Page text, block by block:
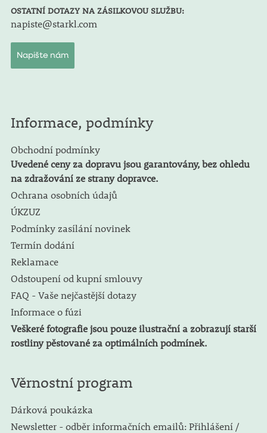
OSTATNÍ DOTAZY NA ZÁSILKOVOU SLUŽBU:
napiste@starkl.com
Napište nám
Informace, podmínky
Obchodní podmínky
Uvedené ceny za dopravu jsou garantovány, bez ohledu
na zdražování ze strany dopravce.
Ochrana osobních údajů
ÚKZUZ
Podmínky zasílání novinek
Termín dodání
Reklamace
Odstoupení od kupní smlouvy
FAQ - Vaše nejčastější dotazy
Informace o fúzi
Veškeré fotografie jsou pouze ilustrační a zobrazují starší
rostliny pěstované za optimálních podmínek.
Věrnostní program
Dárková poukázka
Newsletter - odběr informačních emailů: Přihlášení /